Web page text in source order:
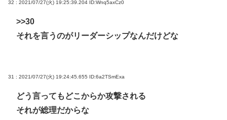
32 : 2021/07/27(火) 19:25:39.204 ID:Wnq5axCz0
>>30
それを言うのがリーダーシップなんだけどな
31 : 2021/07/27(火) 19:24:45.655 ID:6a2TSmExa
どう言ってもどこからか攻撃される
それが総理だからな